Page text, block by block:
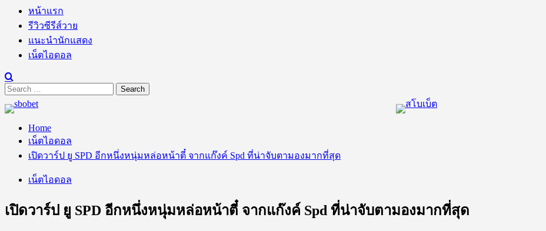
หน้าแรก
รีวิวซีรีส์วาย
แนะนำนักแสดง
เน็ตไอดอล
Search
for:
Home
เน็ตไอดอล
เปิดวาร์ป ยู SPD อีกหนึ่งหนุ่มหล่อหน้าตี๋ จากแก๊งค์ Spd ที่น่าจับตามองมากที่สุด
เน็ตไอดอล
เปิดวาร์ป ยู SPD อีกหนึ่งหนุ่มหล่อหน้าตี๋ จากแก๊งค์ Spd ที่น่าจับตามองมากที่สุด